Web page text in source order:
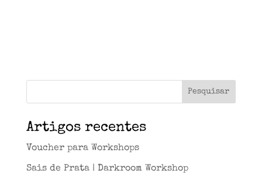
Artigos recentes
Voucher para Workshops
Sais de Prata | Darkroom Workshop